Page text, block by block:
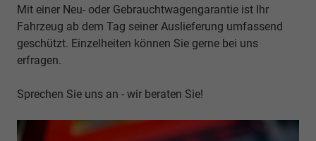
Mit einer Neu- oder Gebrauchtwagengarantie ist Ihr
Fahrzeug ab dem Tag seiner Auslieferung umfassend
geschützt. Einzelheiten können Sie gerne bei uns
erfragen.
Sprechen Sie uns an - wir beraten Sie!